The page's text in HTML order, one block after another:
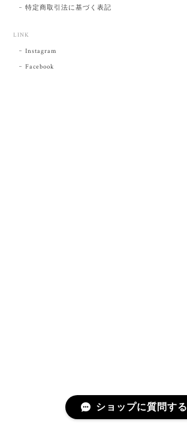
特定商取引法に基づく表記
LINK
Instagram
Facebook
ショップに質問する